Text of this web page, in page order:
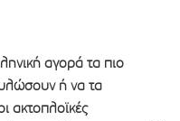
αγορά τα πιο
ή να τα
ακτοπλοϊκές